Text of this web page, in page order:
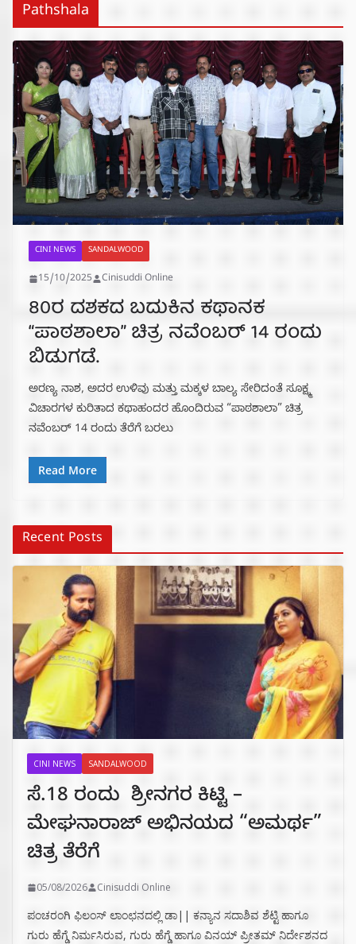
Pathshala
CINI NEWS SANDALWOOD
15/10/2025 Cinisuddi Online
80ರ ದಶಕದ ಬದುಕಿನ ಕಥಾನಕ
“ಪಾಠಶಾಲಾ” ಚಿತ್ರ ನವೆಂಬರ್ 14 ರಂದು
ಬಿಡುಗಡೆ.
ಅರಣ್ಯ ನಾಶ, ಅದರ ಉಳಿವು ಮತ್ತು ಮಕ್ಕಳ‌ ಬಾಲ್ಯ ಸೇರಿದಂತೆ ಸೂಕ್ಷ್ಮ‌
ವಿಚಾರಗಳ ಕುರಿತಾದ ಕಥಾಹಂದರ ಹೊಂದಿರುವ “ಪಾಠಶಾಲಾ” ಚಿತ್ರ
ನವೆಂಬರ್ 14 ರಂದು ತೆರೆಗೆ ಬರಲು
Read More
Recent Posts
CINI NEWS SANDALWOOD
ಸೆ.18 ರಂದು ಶ್ರೀನಗರ ಕಿಟ್ಟಿ –
ಮೇಘನಾರಾಜ್ ಅಭಿನಯದ “ಅಮರ್ಥ”
ಚಿತ್ರ ತೆರೆಗೆ
05/08/2026 Cinisuddi Online
ಪಂಚರಂಗಿ ಫಿಲಂಸ್ ಲಾಂಛನದಲ್ಲಿ ಡಾ|| ಕನ್ಯಾನ ಸದಾಶಿವ ಶೆಟ್ಟಿ ಹಾಗೂ
ಗುರು ಹೆಗ್ಡೆ ನಿರ್ಮಸಿರುವ, ಗುರು ಹೆಗ್ಡೆ ಹಾಗೂ ವಿನಯ್ ಪ್ರೀತಮ್ ನಿರ್ದೇಶನದ